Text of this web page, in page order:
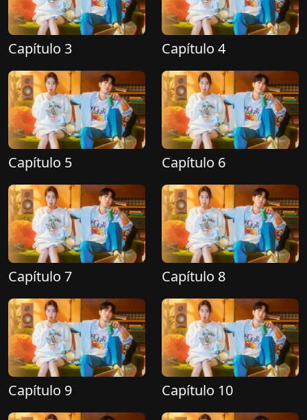
Capítulo 3 Capítulo 4
Capítulo 5 Capítulo 6
Capítulo 7 Capítulo 8
Capítulo 9 Capítulo 10